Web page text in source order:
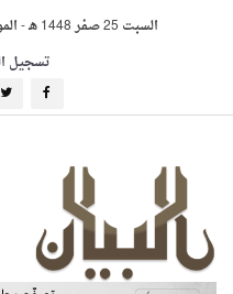
السبت 25 صفر 1448 هـ -
تسجيل